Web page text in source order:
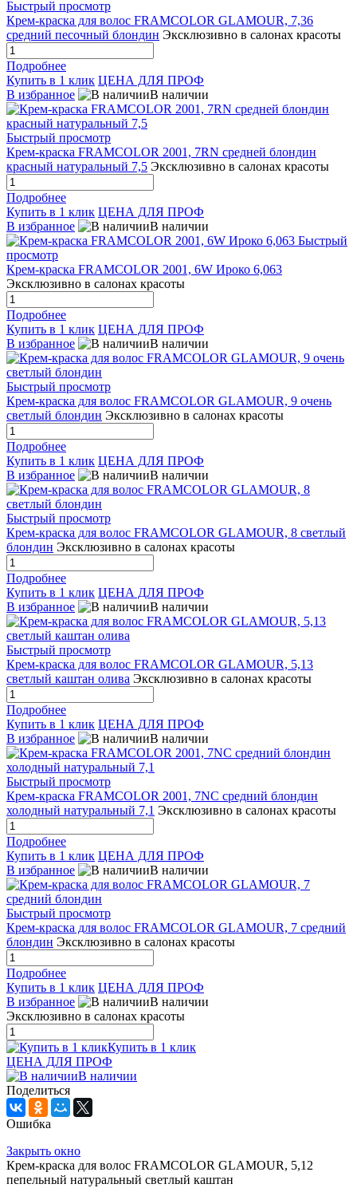
Быстрый просмотр
Крем-краска для волос FRAMCOLOR GLAMOUR, 7,36
средний песочный блондин Эксклюзивно в салонах красоты
Подробнее
Купить в 1 клик ЦЕНА ДЛЯ ПРОФ
В избранное
В наличии
Быстрый просмотр
Крем-краска FRAMCOLOR 2001, 7RN средней блондин
красный натуральный 7,5 Эксклюзивно в салонах красоты
Подробнее
Купить в 1 клик ЦЕНА ДЛЯ ПРОФ
В избранное
В наличии
Быстрый
просмотр
Крем-краска FRAMCOLOR 2001, 6W Ироко 6,063
Эксклюзивно в салонах красоты
Подробнее
Купить в 1 клик ЦЕНА ДЛЯ ПРОФ
В избранное
В наличии
Быстрый просмотр
Крем-краска для волос FRAMCOLOR GLAMOUR, 9 очень
светлый блондин Эксклюзивно в салонах красоты
Подробнее
Купить в 1 клик ЦЕНА ДЛЯ ПРОФ
В избранное
В наличии
Быстрый просмотр
Крем-краска для волос FRAMCOLOR GLAMOUR, 8 светлый
блондин Эксклюзивно в салонах красоты
Подробнее
Купить в 1 клик ЦЕНА ДЛЯ ПРОФ
В избранное
В наличии
Быстрый просмотр
Крем-краска для волос FRAMCOLOR GLAMOUR, 5,13
светлый каштан олива Эксклюзивно в салонах красоты
Подробнее
Купить в 1 клик ЦЕНА ДЛЯ ПРОФ
В избранное
В наличии
Быстрый просмотр
Крем-краска FRAMCOLOR 2001, 7NC средний блондин
холодный натуральный 7,1 Эксклюзивно в салонах красоты
Подробнее
Купить в 1 клик ЦЕНА ДЛЯ ПРОФ
В избранное
В наличии
Быстрый просмотр
Крем-краска для волос FRAMCOLOR GLAMOUR, 7 средний
блондин Эксклюзивно в салонах красоты
Подробнее
Купить в 1 клик ЦЕНА ДЛЯ ПРОФ
В избранное
В наличии
Эксклюзивно в салонах красоты
Купить в 1 клик
ЦЕНА ДЛЯ ПРОФ
В наличии
Поделиться
Ошибка
Закрыть окно
Крем-краска для волос FRAMCOLOR GLAMOUR, 5,12
пепельный натуральный светлый каштан